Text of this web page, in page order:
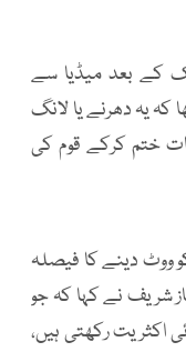
کے بعد میڈیا سے
کہ یہ دھرنے یا لانگ
ختم کرکے قوم کی
ووٹ دینے کا فیصلہ
شریف نے کہا کہ جو
اکثریت رکھتی ہیں،